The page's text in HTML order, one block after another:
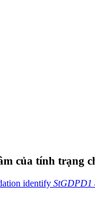
của tính trạng
identify StGDPD1